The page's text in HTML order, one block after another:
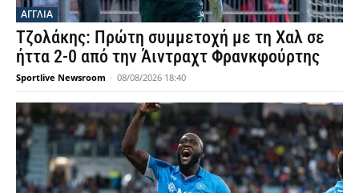
ΑΓΓΛΙΑ
Τζολάκης: Πρώτη συμμετοχή με τη Χαλ σε
ήττα 2-0 από την Άιντραχτ Φρανκφούρτης
Sportlive Newsroom - 08/08/2026 18:40